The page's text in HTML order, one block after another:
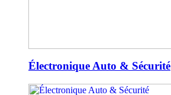
Électronique Auto & Sécurité